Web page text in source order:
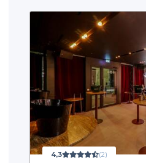
4,3 (2)